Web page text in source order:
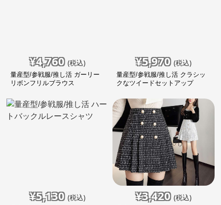
¥4,760 (税込)
量産型/参戦服/推し活 ガーリー
リボンフリルブラウス
¥5,970 (税込)
量産型/参戦服/推し活 クラシッ
クなツイードセットアップ
¥5,130 (税込) ¥3,420 (税込)